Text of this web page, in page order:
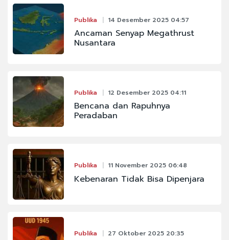
Publika 14 Desember 2025 04:57
Ancaman Senyap Megathrust
Nusantara
Publika 12 Desember 2025 04:11
Bencana dan Rapuhnya
Peradaban
Publika 11 November 2025 06:48
Kebenaran Tidak Bisa Dipenjara
Publika 27 Oktober 2025 20:35